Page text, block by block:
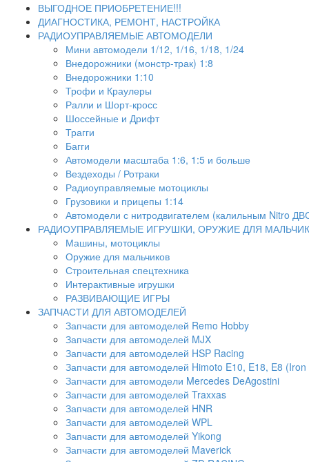
ВЫГОДНОЕ ПРИОБРЕТЕНИЕ!!!
ДИАГНОСТИКА, РЕМОНТ, НАСТРОЙКА
РАДИОУПРАВЛЯЕМЫЕ АВТОМОДЕЛИ
Мини автомодели 1/12, 1/16, 1/18, 1/24
Внедорожники (монстр-трак) 1:8
Внедорожники 1:10
Трофи и Краулеры
Ралли и Шорт-кросс
Шоссейные и Дрифт
Трагги
Багги
Автомодели масштаба 1:6, 1:5 и больше
Вездеходы / Ротраки
Радиоуправляемые мотоциклы
Грузовики и прицепы 1:14
Автомодели с нитродвигателем (калильным Nitro
РАДИОУПРАВЛЯЕМЫЕ ИГРУШКИ, ОРУЖИЕ ДЛЯ
Машины, мотоциклы
Оружие для мальчиков
Строительная спецтехника
Интерактивные игрушки
РАЗВИВАЮЩИЕ ИГРЫ
ЗАПЧАСТИ ДЛЯ АВТОМОДЕЛЕЙ
Запчасти для автомоделей Remo Hobby
Запчасти для автомоделей MJX
Запчасти для автомоделей HSP Racing
Запчасти для автомоделей Himoto E10, E18, E8
Запчасти для автомодели Mercedes DeAgostini
Запчасти для автомоделей Traxxas
Запчасти для автомоделей HNR
Запчасти для автомоделей WPL
Запчасти для автомоделей Yikong
Запчасти для автомоделей Maverick